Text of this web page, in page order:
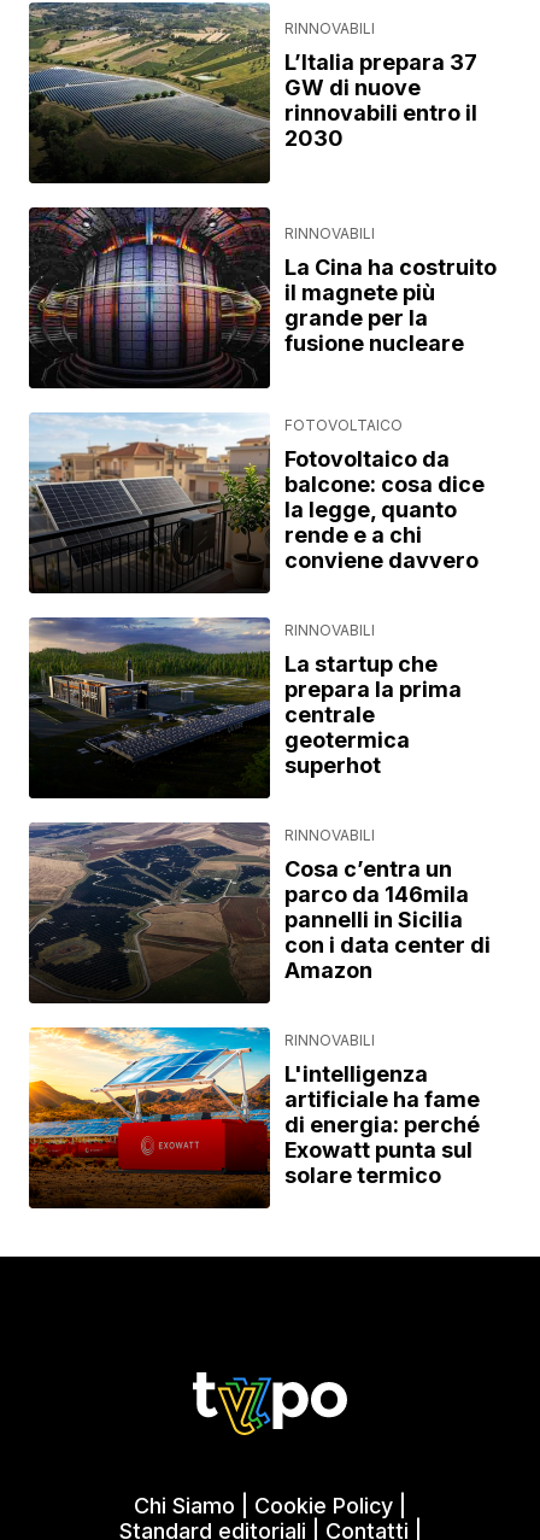
RINNOVABILI
L’Italia prepara 37
GW di nuove
rinnovabili entro il
2030
RINNOVABILI
La Cina ha costruito
il magnete più
grande per la
fusione nucleare
FOTOVOLTAICO
Fotovoltaico da
balcone: cosa dice
la legge, quanto
rende e a chi
conviene davvero
RINNOVABILI
La startup che
prepara la prima
centrale
geotermica
superhot
RINNOVABILI
Cosa c’entra un
parco da 146mila
pannelli in Sicilia
con i data center di
Amazon
RINNOVABILI
L'intelligenza
artificiale ha fame
di energia: perché
Exowatt punta sul
solare termico
Chi Siamo Cookie Policy
Standard editoriali
Contatti